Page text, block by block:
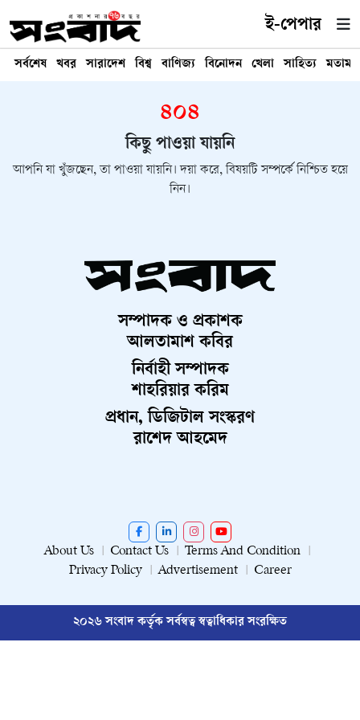
ই-পেপার
সর্বশেষ খবর সারাদেশ বিশ্ব বাণিজ্য বিনোদন খেলা সাহিত্য মতামত
৪০৪
কিছু পাওয়া যায়নি
আপনি যা খুঁজছেন, তা পাওয়া যায়নি। দয়া করে, বিষয়টি সম্পর্কে নিশ্চিত হয়ে
নিন।
সম্পাদক ও প্রকাশক
আলতামাশ কবির
নির্বাহী সম্পাদক
শাহরিয়ার করিম
প্রধান, ডিজিটাল সংস্করণ
রাশেদ আহমেদ
About Us Contact Us
Terms And Condition
Privacy Policy
Advertisement Career
২০২৬ সংবাদ কর্তৃক সর্বস্বত্ব স্বত্বাধিকার সংরক্ষিত